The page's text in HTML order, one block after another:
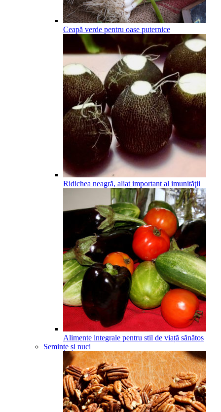
Ceapă verde pentru oase puternice
Ridichea neagră, aliat important al imunităţii
Alimente integrale pentru stil de viață sănătos
Semințe și nuci